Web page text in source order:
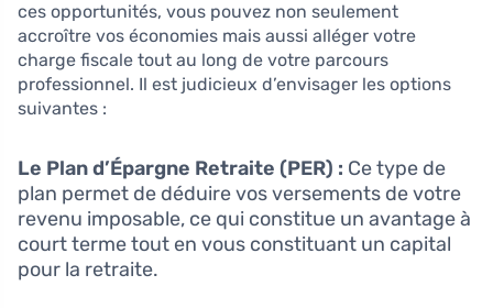
ces opportunités, vous pouvez non seulement
accroître vos économies mais aussi alléger votre
charge fiscale tout au long de votre parcours
professionnel. Il est judicieux d’envisager les options
suivantes :
Le Plan d’Épargne Retraite (PER) : Ce type de
plan permet de déduire vos versements de votre
revenu imposable, ce qui constitue un avantage à
court terme tout en vous constituant un capital
pour la retraite.